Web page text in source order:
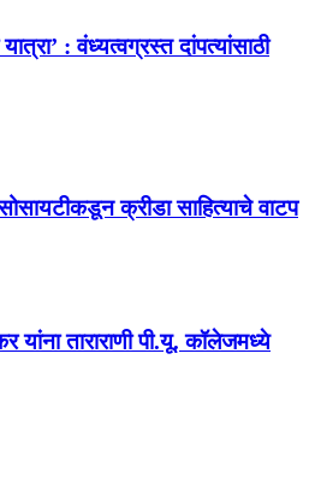
: वंध्यत्वग्रस्त दांपत्यांसाठी
सोसायटीकडून क्रीडा साहित्याचे वाटप
यांना ताराराणी पी.यू. कॉलेजमध्ये